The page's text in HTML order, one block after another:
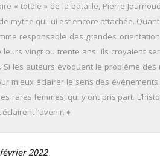
« totale » de la bataille, Pierre
mythe qui lui est encore attachée.
responsable des grandes
leurs vingt ou trente ans. Ils croyaient
Si les auteurs évoquent le problème
mieux éclairer le sens des
rares femmes, qui y ont pris part.
l’avenir. ♦
2022